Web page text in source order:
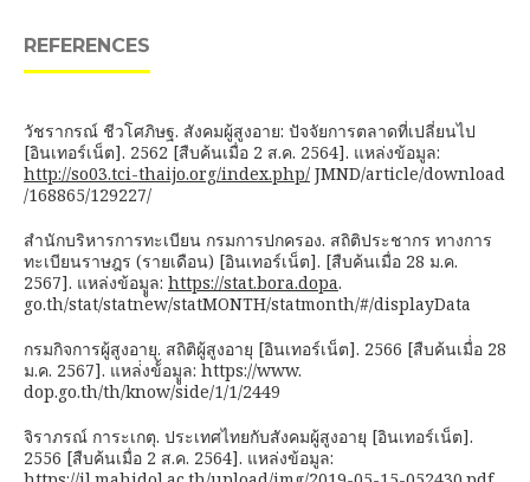
REFERENCES
วัชรากรณ์ ชีวโศภิษฐ. สังคมผู้สูงอาย: ปัจจัยการตลาดที่เปลี่ยนไป
[อินเทอร์เน็ต]. 2562 [สืบค้นเมื่อ 2 ส.ค. 2564]. แหล่งข้อมูล:
http://so03.tci-thaijo.org/index.php/ JMND/article/download
/168865/129227/
สำนักบริหารการทะเบียน กรมการปกครอง. สถิติประชากร ทางการ
ทะเบียนราษฎร (รายเดือน) [อินเทอร์เน็ต]. [สืบค้นเมื่อ 28 ม.ค.
2567]. แหล่งข้อมููล: https://stat.bora.dopa.
go.th/stat/statnew/statMONTH/statmonth/#/displayData
กรมกิจการผู้สูงอายุ. สถิติผู้สูงอายุ [อินเทอร์เน็ต]. 2566 [สืบค้นเมื่่อ 28
ม.ค. 2567]. แหล่่งข้้อมููล: https://www.
dop.go.th/th/know/side/1/1/2449
จิราภรณ์ การะเกตุ. ประเทศไทยกับสังคมผู้สูงอายุ [อินเทอร์เน็ต].
2556 [สืบค้นเมื่อ 2 ส.ค. 2564]. แหล่งข้อมูล: